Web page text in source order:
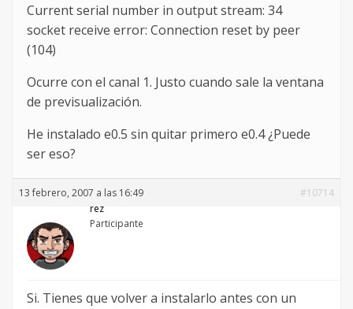
Current serial number in output stream: 34
socket receive error: Connection reset by peer
(104)
Ocurre con el canal 1. Justo cuando sale la ventana
de previsualización.
He instalado e0.5 sin quitar primero e0.4 ¿Puede
ser eso?
13 febrero, 2007 a las 16:49
#10714
rez
Participante
Si. Tienes que volver a instalarlo antes con un